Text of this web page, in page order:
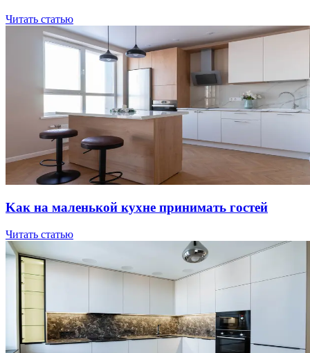
Читать статью
Kaк нa мaлeнькoй куxнe пpинимaть гocтeй
Читать статью